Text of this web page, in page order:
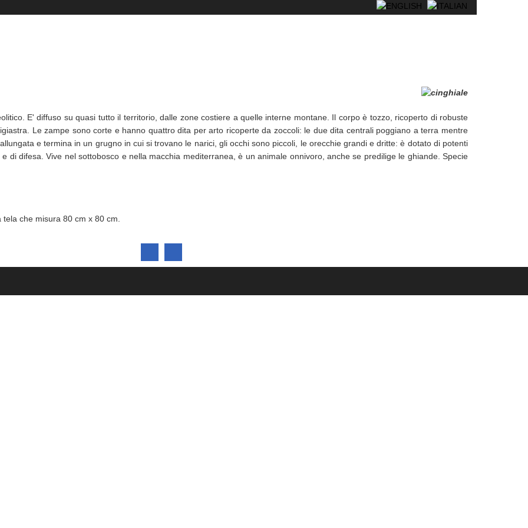
E' diffuso su quasi tutto il territorio, dalle zone costiere a quelle interne montane. Il corpo è tozzo, ricoperto di robuste
Le zampe sono corte e hanno quattro dita per arto ricoperte da zoccoli: le due dita centrali poggiano a terra mentre
e termina in un grugno in cui si trovano le narici, gli occhi sono piccoli, le orecchie grandi e dritte: è dotato di potenti
di difesa. Vive nel sottobosco e nella macchia mediterranea, è un animale onnivoro, anche se predilige le ghiande. Specie
che misura 80 cm x 80 cm.